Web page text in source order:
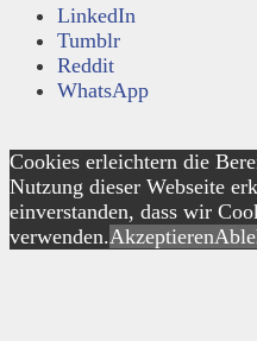
LinkedIn
Tumblr
Reddit
WhatsApp
Cookies erleichtern die
Nutzung dieser Webseite
einverstanden, dass wir
verwenden.Akzeptieren